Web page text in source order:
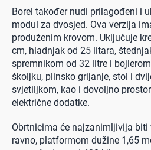
Borel također nudi prilagođeni i
modul za dvosjed. Ova verzija
produženim krovom. Uključuje
cm, hladnjak od 25 litara,
spremnikom od 32 litre i
školjku, plinsko grijanje, stol i
svjetiljkom, kao i dovoljno
električne dodatke.
Obrtnicima će najzanimljivija biti
ravno, platformom dužine 1,65